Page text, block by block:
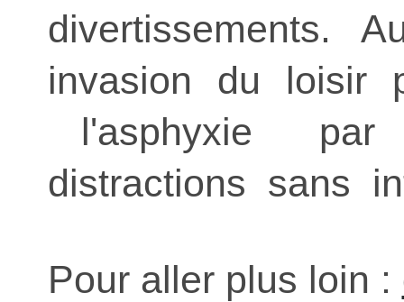
divertissements.
invasion du loisir
l'asphyxie
distractions sans
Pour aller plus loin :